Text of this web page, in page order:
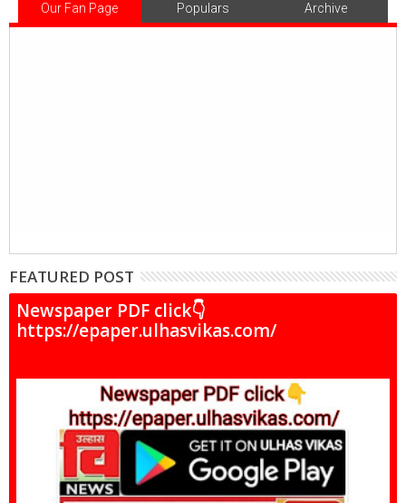
Our Fan Page Populars Archive
FEATURED POST
Newspaper PDF click👇
https://epaper.ulhasvikas.com/